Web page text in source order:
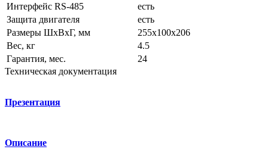
Интерфейс RS-485
есть
Защита двигателя
есть
Размеры ШхВхГ, мм
255x100x206
Вес, кг
4.5
Гарантия, мес.
24
Техническая документация
Презентация
Описание